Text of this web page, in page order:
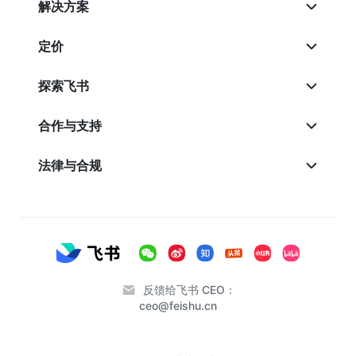
解决方案
定价
探索飞书
合作与支持
法律与合规
反馈给飞书 CEO：
ceo@feishu.cn